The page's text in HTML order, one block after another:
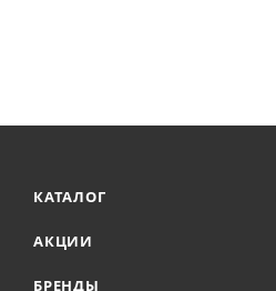
КАТАЛОГ
АКЦИИ
БРЕНДЫ